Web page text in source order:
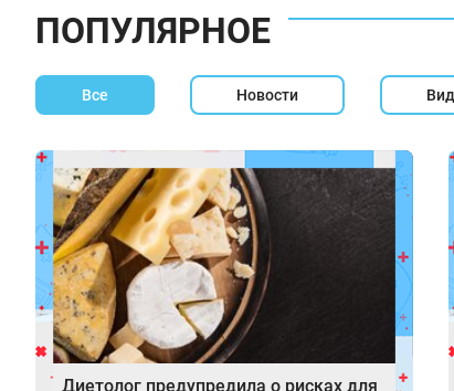
ПОПУЛЯРНОЕ
Все Новости
Диетолог предупредила о рисках для